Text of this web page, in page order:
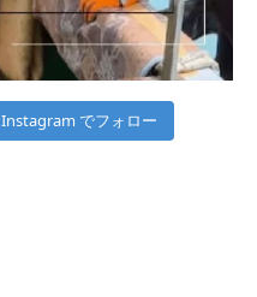
Instagram でフォロー